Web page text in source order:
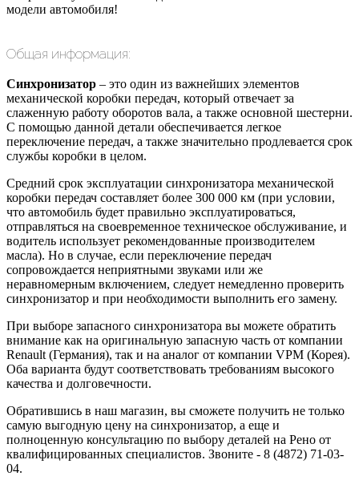
модели автомобиля!
Общая информация:
Синхронизатор – это один из важнейших элементов
механической коробки передач, который отвечает за
слаженную работу оборотов вала, а также основной шестерни.
С помощью данной детали обеспечивается легкое
переключение передач, а также значительно продлевается срок
службы коробки в целом.
Средний срок эксплуатации синхронизатора механической
коробки передач составляет более 300 000 км (при условии,
что автомобиль будет правильно эксплуатироваться,
отправляться на своевременное техническое обслуживание, и
водитель использует рекомендованные производителем
масла). Но в случае, если переключение передач
сопровождается неприятными звуками или же
неравномерным включением, следует немедленно проверить
синхронизатор и при необходимости выполнить его замену.
При выборе запасного синхронизатора вы можете обратить
внимание как на оригинальную запасную часть от компании
Renault (Германия), так и на аналог от компании VPM (Корея).
Оба варианта будут соответствовать требованиям высокого
качества и долговечности.
Обратившись в наш магазин, вы сможете получить не только
самую выгодную цену на синхронизатор, а еще и
полноценную консультацию по выбору деталей на Рено от
квалифицированных специалистов. Звоните - 8 (4872) 71-03-
04.